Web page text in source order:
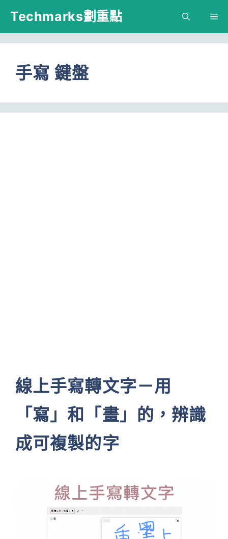
跳
主
容
Techmarks劃重點
手寫 鍵盤
線上手寫轉文字－用
「寫」和「畫」的，辨識
成可複製的字